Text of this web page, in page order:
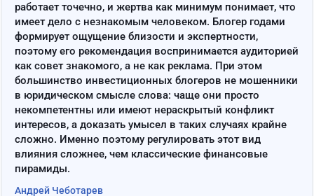
работает точечно, и жертва как минимум понимает, что
имеет дело с незнакомым человеком. Блогер годами
формирует ощущение близости и экспертности,
поэтому его рекомендация воспринимается аудиторией
как совет знакомого, а не как реклама. При этом
большинство инвестиционных блогеров не мошенники
в юридическом смысле слова: чаще они просто
некомпетентны или имеют нераскрытый конфликт
интересов, а доказать умысел в таких случаях крайне
сложно. Именно поэтому регулировать этот вид
влияния сложнее, чем классические финансовые
пирамиды.
Андрей Чеботарев